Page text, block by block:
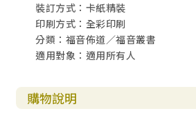
裝訂方式：卡紙精裝
印刷方式：全彩印刷
分類：福音佈道／福音叢書
適用對象：適用所有人
購物說明